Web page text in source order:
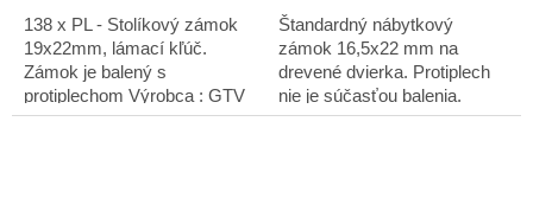
138 x PL - Stolíkový zámok
19x22mm, lámací kľúč.
Zámok je balený s
protiplechom Výrobca : GTV
Štandardný nábytkový
zámok 16,5x22 mm na
drevené dvierka. Protiplech
nie je súčasťou balenia.
Povrchová úprava: nikel